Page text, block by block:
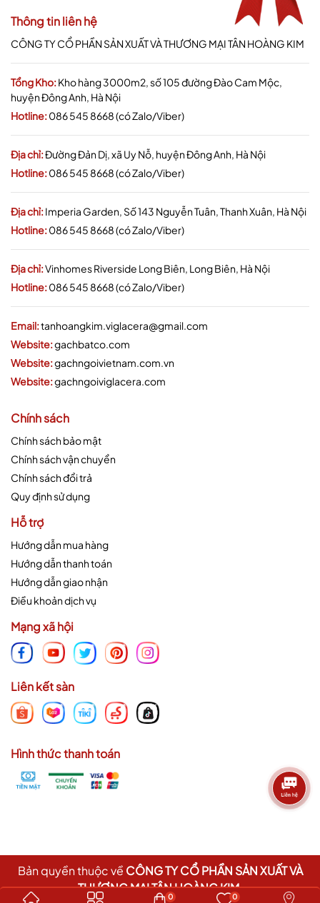
Thông tin liên hệ
CÔNG TY CỔ PHẦN SẢN XUẤT VÀ THƯƠNG MẠI TÂN HOÀNG KIM
Tổng Kho:Kho hàng 3000m2, số 105 đường Đào Cam Mộc,
huyện Đông Anh, Hà Nội
Hotline:086 545 8668 (có Zalo/Viber)
Địa chỉ:Đường Đản Dị, xã Uy Nỗ, huyện Đông Anh, Hà Nội
Hotline:086 545 8668 (có Zalo/Viber)
Địa chỉ:Imperia Garden, Số 143 Nguyễn Tuân, Thanh Xuân, Hà Nội
Hotline:086 545 8668 (có Zalo/Viber)
Địa chỉ:Vinhomes Riverside Long Biên, Long Biên, Hà Nội
Hotline:086 545 8668 (có Zalo/Viber)
Email:tanhoangkim.viglacera@gmail.com
Website:gachbatco.com
Website:gachngoivietnam.com.vn
Website:gachngoiviglacera.com
Chính sách
Chính sách bảo mật
Chính sách vận chuyển
Chính sách đổi trả
Quy định sử dụng
Hỗ trợ
Hướng dẫn mua hàng
Hướng dẫn thanh toán
Hướng dẫn giao nhận
Điều khoản dịch vụ
Mạng xã hội
Liên kết sàn
Hình thức thanh toán
Bản quyền thuộc về CÔNG TY CỔ PHẦN SẢN XUẤT VÀ
THƯƠNG MẠI TÂN HOÀNG KIM.
0 0